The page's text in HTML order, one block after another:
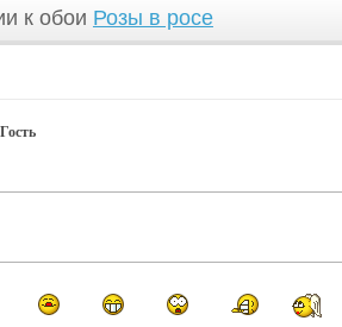
к обои Розы в росе
Гость